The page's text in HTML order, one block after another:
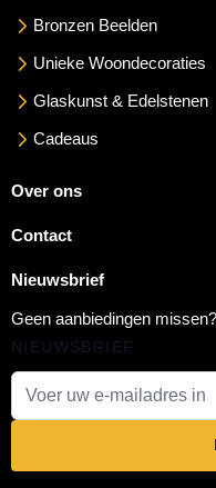
Bronzen Beelden
Unieke Woondecoraties
Glaskunst & Edelstenen
Cadeaus
Over ons
Contact
Nieuwsbrief
Geen aanbiedingen
NIEUWSBRIEF